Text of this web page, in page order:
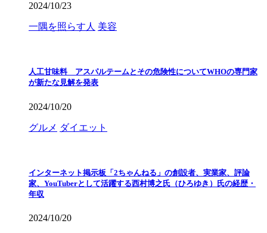
2024/10/23
一隅を照らす人 美容
人工甘味料 アスパルテームとその危険性についてWHOの専門家
が新たな見解を発表
2024/10/20
グルメ ダイエット
インターネット掲示板「2ちゃんねる」の創設者、実業家、評論
家、YouTuberとして活躍する西村博之氏（ひろゆき）氏の経歴・
年収
2024/10/20